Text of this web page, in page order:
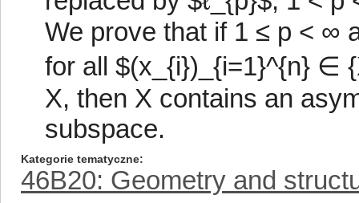
We prove that if 1 ≤ p < ∞
for all $(x_{i})_{i=1}^{n} ∈
X, then X contains an
subspace.
Kategorie tematyczne
46B20: Geometry and